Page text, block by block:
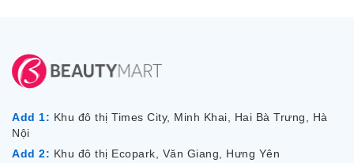
Add 1: Khu đô thị Times City, Minh Khai, Hai Bà Trưng, Hà
Nội
Add 2: Khu đô thị Ecopark, Văn Giang, Hưng Yên